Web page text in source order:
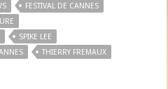
FESTIVAL DE CANNES
SPIKE LEE
THIERRY FREMAUX